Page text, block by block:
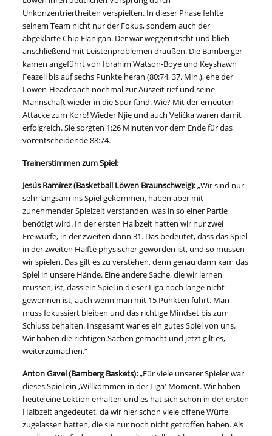
Unkonzentriertheiten verspielten. In dieser Phase fehlte
seinem Team nicht nur der Fokus, sondern auch der
abgeklärte Chip Flanigan. Der war weggerutscht und blieb
anschließend mit Leistenproblemen draußen. Die Bamberger
kamen angeführt von Ibrahim Watson-Boye und Keyshawn
Feazell bis auf sechs Punkte heran (80:74, 37. Min.), ehe der
Löwen-Headcoach nochmal zur Auszeit rief und seine
Mannschaft wieder in die Spur fand. Wie? Mit der erneuten
Attacke zum Korb! Wieder Njie und auch Velička waren damit
erfolgreich. Sie sorgten 1:26 Minuten vor dem Ende für das
vorentscheidende 88:74.
Trainerstimmen zum Spiel:
Jesús Ramírez (Basketball Löwen Braunschweig):„Wir sind nur
sehr langsam ins Spiel gekommen, haben aber mit
zunehmender Spielzeit verstanden, was in so einer Partie
benötigt wird. In der ersten Halbzeit hatten wir nur zwei
Freiwürfe, in der zweiten dann 31. Das bedeutet, dass das Spiel
in der zweiten Hälfte physischer geworden ist, und so müssen
wir spielen. Das gilt es zu verstehen, denn genau dann kam das
Spiel in unsere Hände. Eine andere Sache, die wir lernen
müssen, ist, dass ein Spiel in dieser Liga noch lange nicht
gewonnen ist, auch wenn man mit 15 Punkten führt. Man
muss fokussiert bleiben und das richtige Mindset bis zum
Schluss behalten. Insgesamt war es ein gutes Spiel von uns.
Wir haben die richtigen Sachen gemacht und jetzt gilt es,
weiterzumachen.“
Anton Gavel (Bamberg Baskets):„Für viele unserer Spieler war
dieses Spiel ein ‚Willkommen in der Liga‘-Moment. Wir haben
heute eine Lektion erhalten und es hat sich schon in der ersten
Halbzeit angedeutet, da wir hier schon viele offene Würfe
zugelassen hatten, die sie nur noch nicht getroffen haben. Als